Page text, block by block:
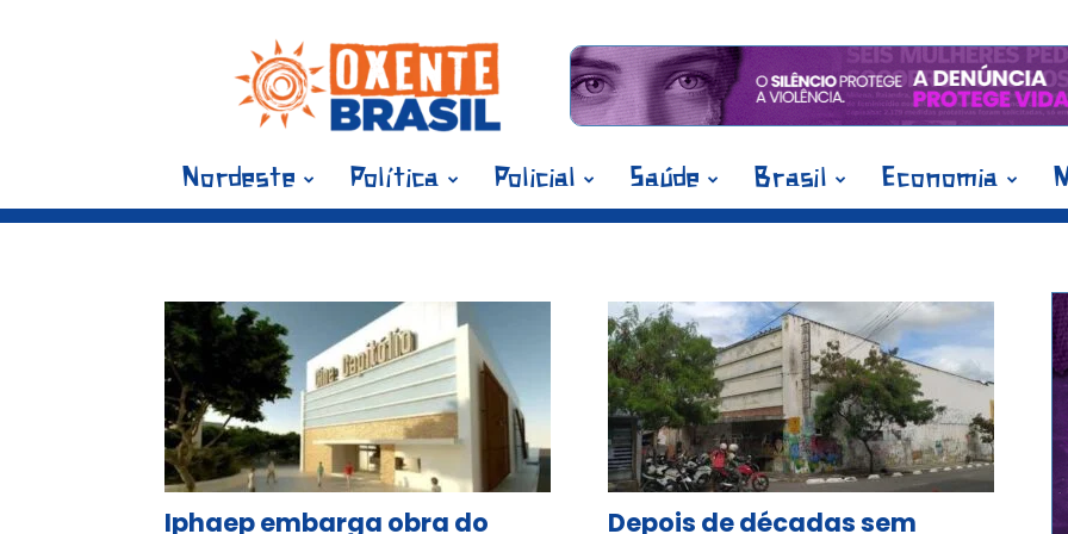
Blog
Oxente
Brasil
Nordeste Política Policial Saúde Brasil Economia
Iphaep embarga obra do Depois de décadas sem